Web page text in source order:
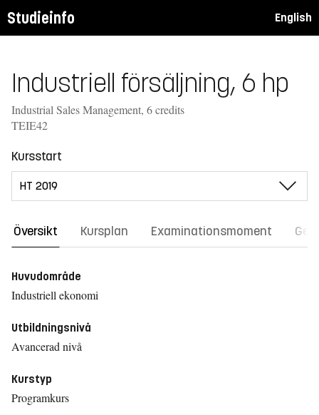
Studieinfo English
Industriell försäljning, 6 hp
Industrial Sales Management, 6 credits
TEIE42
Kursstart
Översikt Kursplan Examinationsmoment
Huvudområde
Industriell ekonomi
Utbildningsnivå
Avancerad nivå
Kurstyp
Programkurs